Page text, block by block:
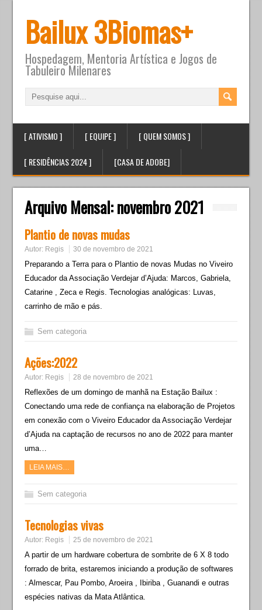
Bailux 3Biomas+
Hospedagem, Mentoria Artística e Jogos de
Tabuleiro Milenares
[ ATIVISMO ] [ EQUIPE ] [ QUEM SOMOS ]
[ RESIDÊNCIAS 2024 ] [CASA DE ADOBE]
Arquivo Mensal:novembro 2021
Plantio de novas mudas
Autor: Regis 30 de novembro de 2021
Preparando a Terra para o Plantio de novas Mudas no Viveiro
Educador da Associação Verdejar d’Ajuda: Marcos, Gabriela,
Catarine , Zeca e Regis. Tecnologias analógicas: Luvas,
carrinho de mão e pás.
Sem categoria
Ações:2022
Autor: Regis 28 de novembro de 2021
Reflexões de um domingo de manhã na Estação Bailux :
Conectando uma rede de confiança na elaboração de Projetos
em conexão com o Viveiro Educador da Associação Verdejar
d’Ajuda na captação de recursos no ano de 2022 para manter
uma…
LEIA MAIS…
Sem categoria
Tecnologias vivas
Autor: Regis 25 de novembro de 2021
A partir de um hardware cobertura de sombrite de 6 X 8 todo
forrado de brita, estaremos iniciando a produção de softwares
: Almescar, Pau Pombo, Aroeira , Ibiriba , Guanandi e outras
espécies nativas da Mata Atlântica.